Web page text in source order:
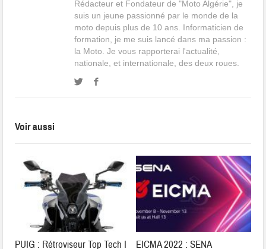
Rédacteur et Fondateur de "Moto Algérie", je
suis un jeune passionné par le monde de la
moto depuis plus de 10 ans. Informaticien de
formation, je me suis lancé dans ma passion :
la Moto. Je vous rapporterai l'actualité,
nationale, et internationale, des deux roues.
Voir aussi
PUIG : Rétroviseur Top Tech I
EICMA 2022 : SENA